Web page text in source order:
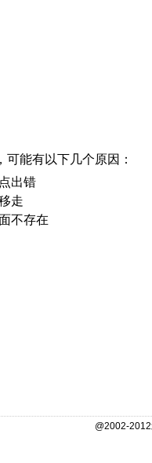
可能有以下几个原因：
出错
走
不存在
@2002-